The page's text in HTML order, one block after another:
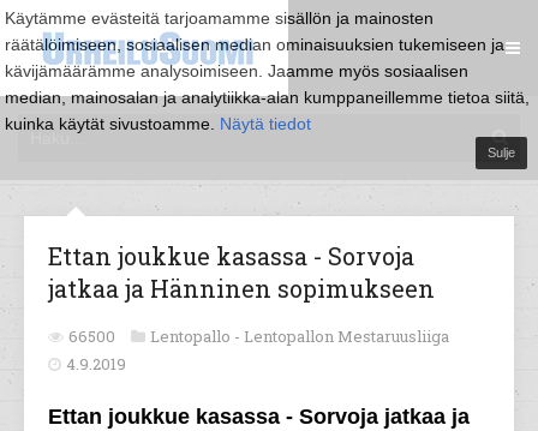
Käytämme evästeitä tarjoamamme sisällön ja mainosten
räätälöimiseen, sosiaalisen median ominaisuuksien tukemiseen ja
kävijämäärämme analysoimiseen. Jaamme myös sosiaalisen
median, mainosalan ja analytiikka-alan kumppaneillemme tietoa siitä,
kuinka käytät sivustoamme. Näytä tiedot
Sulje
Ettan joukkue kasassa - Sorvoja
jatkaa ja Hänninen sopimukseen
66500 Lentopallo - Lentopallon Mestaruusliiga
4.9.2019
Ettan joukkue kasassa - Sorvoja jatkaa ja